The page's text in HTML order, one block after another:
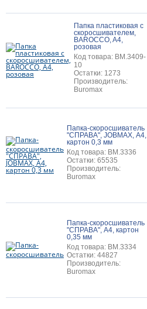
Папка пластиковая с
скоросшивателем,
BAROCCO, A4,
розовая
Код товара: BM.3409-
10
Остатки: 1273
Производитель:
Buromax
Папка-скоросшиватель
"СПРАВА", JOBMAX, А4,
картон 0,3 мм
Код товара: BM.3336
Остатки: 65535
Производитель:
Buromax
Папка-скоросшиватель
"СПРАВА", А4, картон
0,35 мм
Код товара: BM.3334
Остатки: 44827
Производитель:
Buromax